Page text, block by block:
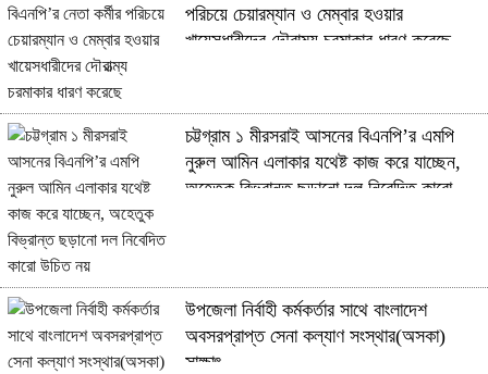
পরিচয়ে চেয়ারম্যান ও মেম্বার হওয়ার
খায়েসধারীদের দৌরাত্ম্য চরমাকার ধারণ করেছে
চট্টগ্রাম ১ মীরসরাই আসনের বিএনপি’র এমপি
নুরুল আমিন এলাকার যথেষ্ট কাজ করে যাচ্ছেন,
অহেতুক বিভ্রান্ত ছড়ানো দল নিবেদিত কারো
উপজেলা নির্বাহী কর্মকর্তার সাথে বাংলাদেশ
অবসরপ্রাপ্ত সেনা কল্যাণ সংস্থার(অসকা)
সাক্ষাৎ ​